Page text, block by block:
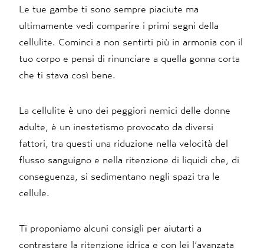
Le tue gambe ti sono sempre piaciute ma
ultimamente vedi comparire i primi segni della
cellulite. Cominci a non sentirti più in armonia con il
tuo corpo e pensi di rinunciare a quella gonna corta
che ti stava così bene.
La cellulite è uno dei peggiori nemici delle donne
adulte, è un inestetismo provocato da diversi
fattori, tra questi una riduzione nella velocità del
flusso sanguigno e nella ritenzione di liquidi che, di
conseguenza, si sedimentano negli spazi tra le
cellule.
Ti proponiamo alcuni consigli per aiutarti a
contrastare la ritenzione idrica e con lei l’avanzata